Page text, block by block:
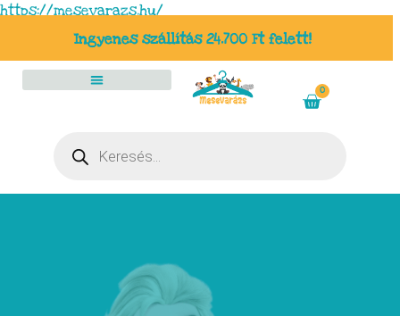
https://mesevarazs.hu/
Ingyenes szállítás 24.700 Ft felett!
0